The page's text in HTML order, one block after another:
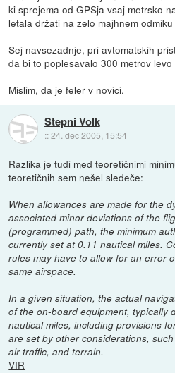
ki sprejema od GPSja vsaj metrsko
letala držati na zelo majhnem
Sej navsezadnje, pri avtomatskih
da bi to poplesavalo 300 metrov levo
Mislim, da je feler v novici.
Stepni Volk
::24. dec 2005, 15:54
Razlika je tudi med teoretičnimi
teoretičnih sem nešel sledeče:
When allowances are made for the
associated minor deviations of the
(programmed) path, the minimum
currently set at 0.11 nautical miles.
rules may have to allow for an error
same airspace.
In a given situation, the actual
of the on-board equipment, typically
nautical miles, including provisions
are set by other considerations,
air traffic, and terrain.
VIR